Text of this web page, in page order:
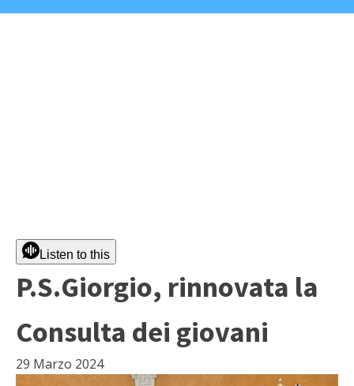
Listen to this
P.S.Giorgio, rinnovata la
Consulta dei giovani
29 Marzo 2024